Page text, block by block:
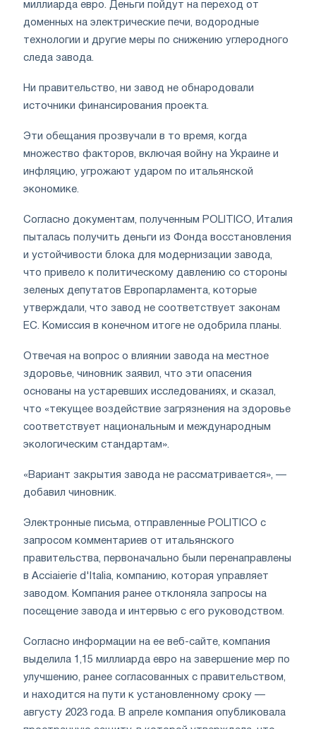
миллиарда евро. Деньги пойдут на переход от
доменных на электрические печи, водородные
технологии и другие меры по снижению углеродного
следа завода.
Ни правительство, ни завод не обнародовали
источники финансирования проекта.
Эти обещания прозвучали в то время, когда
множество факторов, включая войну на Украине и
инфляцию, угрожают ударом по итальянской
экономике.
Согласно документам, полученным POLITICO, Италия
пыталась получить деньги из Фонда восстановления
и устойчивости блока для модернизации завода,
что привело к политическому давлению со стороны
зеленых депутатов Европарламента, которые
утверждали, что завод не соответствует законам
ЕС. Комиссия в конечном итоге не одобрила планы.
Отвечая на вопрос о влиянии завода на местное
здоровье, чиновник заявил, что эти опасения
основаны на устаревших исследованиях, и сказал,
что «текущее воздействие загрязнения на здоровье
соответствует национальным и международным
экологическим стандартам».
«Вариант закрытия завода не рассматривается», —
добавил чиновник.
Электронные письма, отправленные POLITICO с
запросом комментариев от итальянского
правительства, первоначально были перенаправлены
в Acciaierie d'Italia, компанию, которая управляет
заводом. Компания ранее отклоняла запросы на
посещение завода и интервью с его руководством.
Согласно информации на ее веб-сайте, компания
выделила 1,15 миллиарда евро на завершение мер по
улучшению, ранее согласованных с правительством,
и находится на пути к установленному сроку —
августу 2023 года. В апреле компания опубликовала